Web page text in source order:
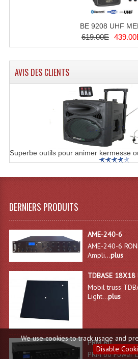
We use cookies to track usage and
Disable
BE 9208 UHF
619.00E
AVIS DES CLIENTS
Superbe outils pour animer kermesse
DERNIERS PRODUITS
AME-240-6
AME-240-6
Ampli...plus
TDBASE
Mobil truss
Light...plus
PRM 60
PRM 60 Power